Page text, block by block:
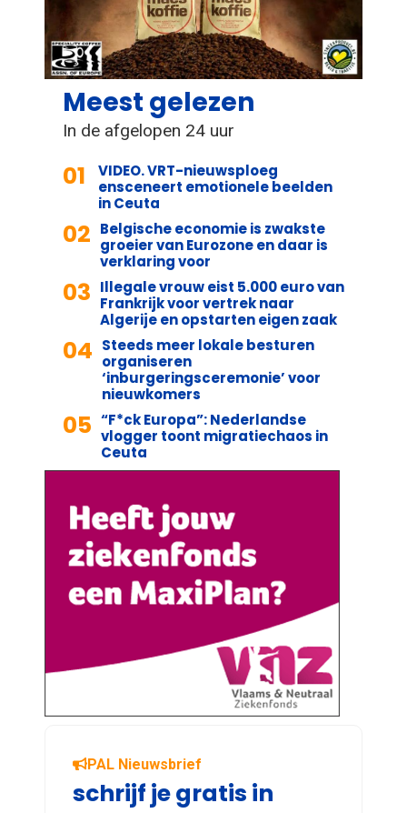
Meest gelezen
In de afgelopen 24 uur
01
VIDEO. VRT-nieuwsploeg
ensceneert emotionele beelden
in Ceuta
02 Belgische economie is zwakste
groeier van Eurozone en daar is
verklaring voor
03 Illegale vrouw eist 5.000 euro van
Frankrijk voor vertrek naar
Algerije en opstarten eigen zaak
04 Steeds meer lokale besturen
organiseren
‘inburgeringsceremonie’ voor
nieuwkomers
05 “F*ck Europa”: Nederlandse
vlogger toont migratiechaos in
Ceuta
PAL Nieuwsbrief
schrijf je gratis in